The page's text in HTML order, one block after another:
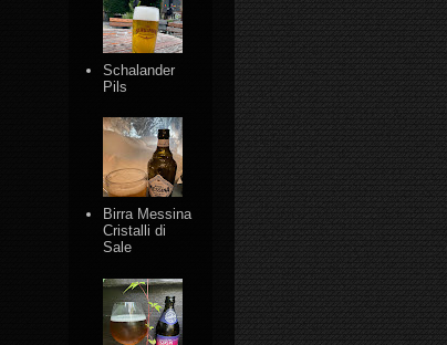
Schalander
Pils
Birra Messina
Cristalli di
Sale